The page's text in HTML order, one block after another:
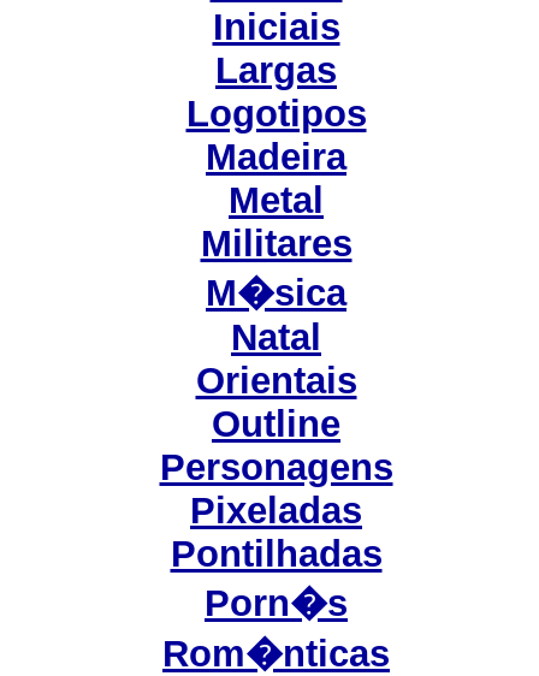
Iniciais
Largas
Logotipos
Madeira
Metal
Militares
M�sica
Natal
Orientais
Outline
Personagens
Pixeladas
Pontilhadas
Porn�s
Rom�nticas